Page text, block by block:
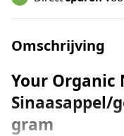
Omschrijving
Your Organic
Sinaasappel/
gram